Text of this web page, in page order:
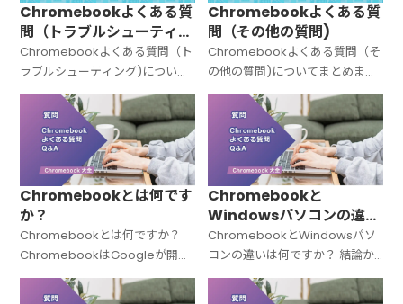
Chromebookよくある質
問（トラブルシューティン
グ)
Chromebookよくある質問（ト
ラブルシューティング)について
まとめました。
Chromebookよくある質
問（その他の質問)
Chromebookよくある質問（そ
の他の質問)についてまとめまし
た。
Chromebookとは何です
か？
Chromebookとは何ですか？
ChromebookはGoogleが開発
した「Chrome OS（クローム
OS）」を搭載したノートパソコ
Chromebookと
Windowsパソコンの違い
は何ですか？
ChromebookとWindowsパソ
コンの違いは何ですか？ 結論か
ら言うと、Chromebookと
Windowsパソコンは「OSが違